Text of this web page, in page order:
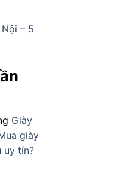
– 5
Giày
giày
uy tín?